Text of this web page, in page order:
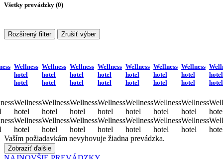
Všetky prevádzky (0)
Rozširený filter Zrušiť výber
Wellness
hotel
hotel
Wellness
hotel
Wellness
hotel
Wellness
hotel
hotel
Wellness
hotel
Wellness
hotel
Wellness
hotel
hotel
Wellness
hotel
Wellness
hotel
Wellness
hotel
hotel
Wellness
hotel
Wellness
hotel
Wellness
hotel
hotel
Wellness
hotel
Wellness
hotel
Wellness
hotel
hotel
Wellness
hotel
Wellness
hotel
Wellness
hotel
hotel
Wellness
hotel
Wellness
hotel
hotel
hotel
Vaším požiadavkám nevyhovuje žiadna prevádzka.
Zobraziť ďalšie